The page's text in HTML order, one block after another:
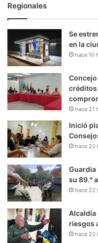
Regionales
Se
en la
hace 10
créditos
hace 21
Inició
hace 22
Guardia
su 89.°
hace 22
Alcaldía
riesgos
hace 22